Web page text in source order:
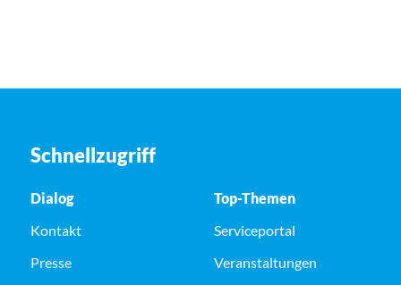
Schnellzugriff
Dialog
Kontakt
Presse
Top-Themen
Serviceportal
Veranstaltungen